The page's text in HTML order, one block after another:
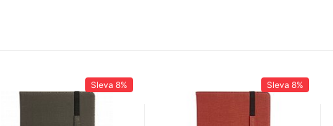
Sleva 8% Sleva 8%